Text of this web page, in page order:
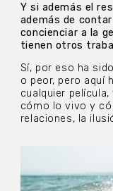
Y si además el
además de
concienciar a la
tienen otros
Sí, por eso ha
o peor, pero aquí
cualquier
cómo lo vivo y
relaciones, la